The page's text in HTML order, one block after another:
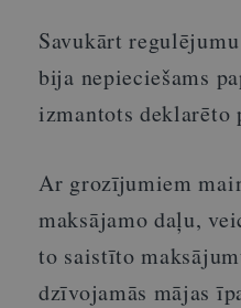
Savukārt
bija nepieciešams
izmantots deklarēto
Ar grozījumiem
maksājamo daļu,
to saistīto
dzīvojamās mājas